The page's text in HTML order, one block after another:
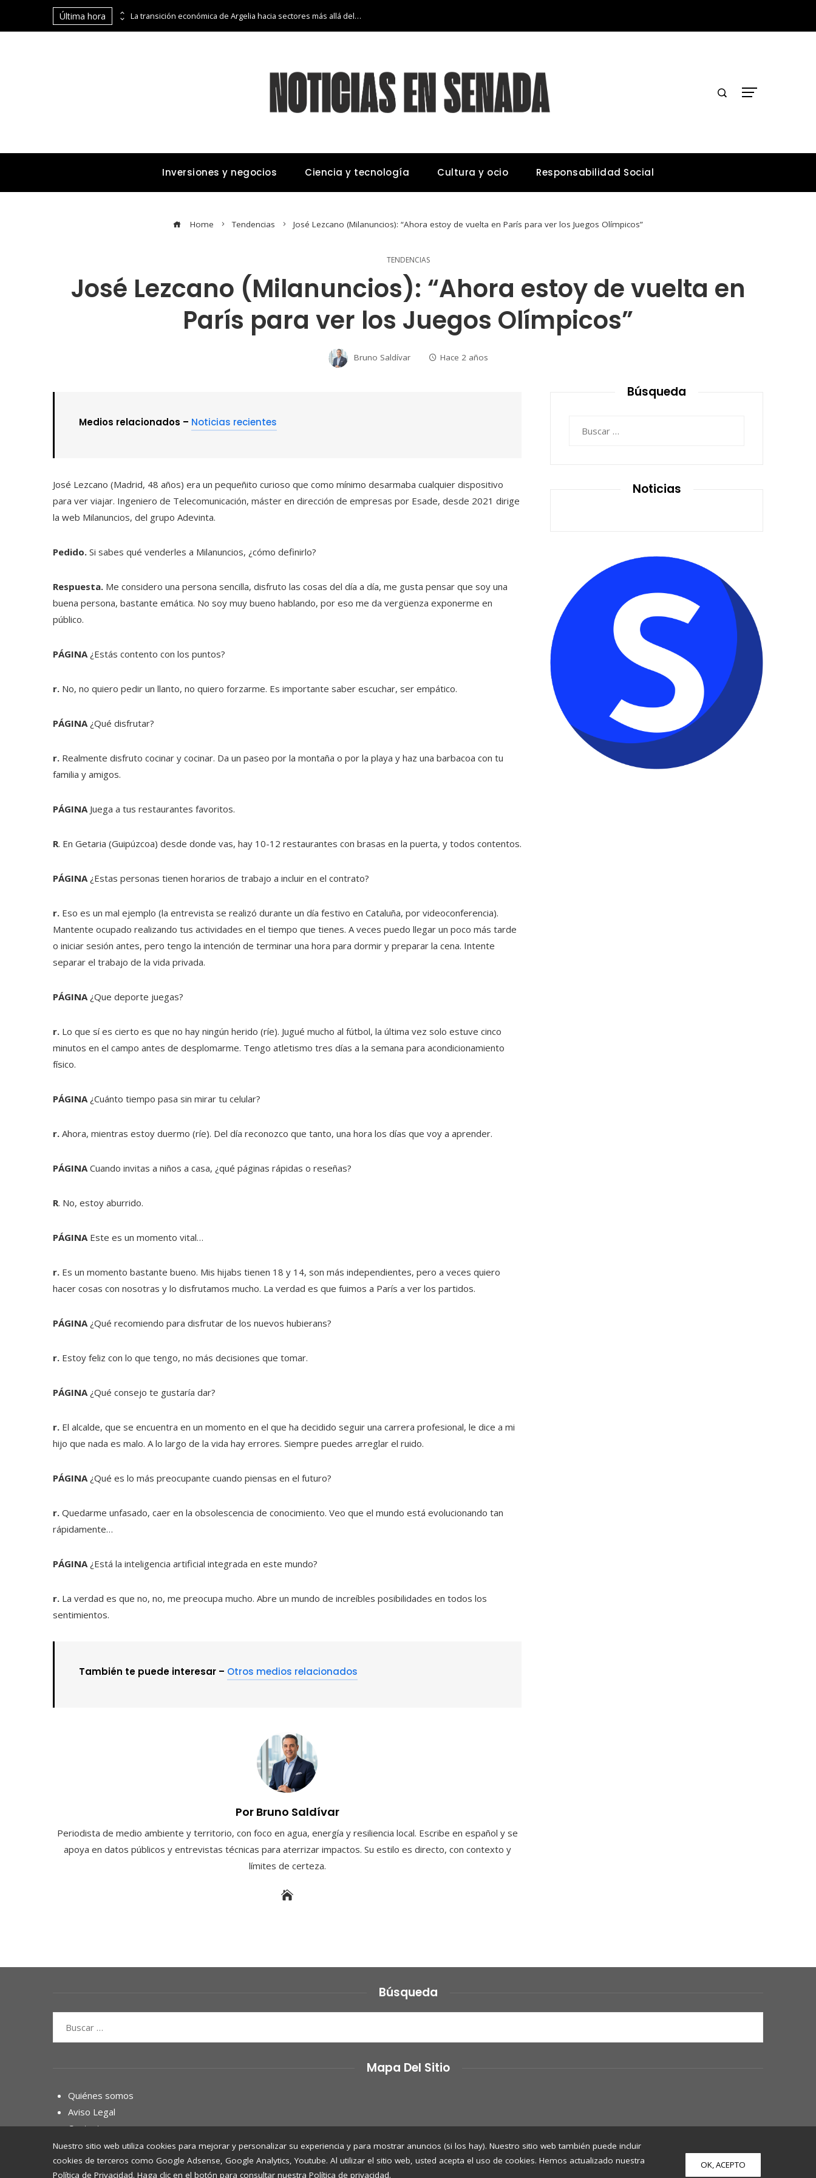
Nuestro sitio web utiliza cookies para mejorar y personalizar su experiencia y para mostrar anuncios (si los hay). Nuestro sitio web también puede incluir
cookies de terceros como Google Adsense, Google Analytics, Youtube. Al utilizar el sitio web, usted acepta el uso de cookies. Hemos actualizado nuestra
Política de Privacidad. Haga clic en el botón para consultar nuestra Política de privacidad.
OK, ACEPTO
Última hora Cómo los imperios dominaron el comercio marítimo y terrestre antes de la era industrial La transición económica de Argelia hacia sectores más allá del petróleo y gas
Inversiones y negocios Ciencia y tecnología Cultura y ocio Responsabilidad Social
Home Tendencias José Lezcano (Milanuncios): “Ahora estoy de vuelta en París para ver los Juegos Olímpicos”
TENDENCIAS
José Lezcano (Milanuncios): “Ahora estoy de vuelta en
París para ver los Juegos Olímpicos”
Bruno Saldívar Hace 2 años
Medios relacionados – Noticias recientes
José Lezcano (Madrid, 48 años) era un pequeñito curioso que como mínimo desarmaba cualquier dispositivo
para ver viajar. Ingeniero de Telecomunicación, máster en dirección de empresas por Esade, desde 2021 dirige
la web Milanuncios, del grupo Adevinta.
Pedido. Si sabes qué venderles a Milanuncios, ¿cómo definirlo?
Respuesta. Me considero una persona sencilla, disfruto las cosas del día a día, me gusta pensar que soy una
buena persona, bastante emática. No soy muy bueno hablando, por eso me da vergüenza exponerme en
público.
PÁGINA ¿Estás contento con los puntos?
r. No, no quiero pedir un llanto, no quiero forzarme. Es importante saber escuchar, ser empático.
PÁGINA ¿Qué disfrutar?
r. Realmente disfruto cocinar y cocinar. Da un paseo por la montaña o por la playa y haz una barbacoa con tu
familia y amigos.
PÁGINAJuega a tus restaurantes favoritos.
R. En Getaria (Guipúzcoa) desde donde vas, hay 10-12 restaurantes con brasas en la puerta, y todos contentos.
PÁGINA¿Estas personas tienen horarios de trabajo a incluir en el contrato?
r. Eso es un mal ejemplo (la entrevista se realizó durante un día festivo en Cataluña, por videoconferencia).
Mantente ocupado realizando tus actividades en el tiempo que tienes. A veces puedo llegar un poco más tarde
o iniciar sesión antes, pero tengo la intención de terminar una hora para dormir y preparar la cena. Intente
separar el trabajo de la vida privada.
PÁGINA ¿Que deporte juegas?
r. Lo que sí es cierto es que no hay ningún herido (ríe). Jugué mucho al fútbol, ​​la última vez solo estuve cinco
minutos en el campo antes de desplomarme. Tengo atletismo tres días a la semana para acondicionamiento
físico.
PÁGINA ¿Cuánto tiempo pasa sin mirar tu celular?
r. Ahora, mientras estoy duermo (ríe). Del día reconozco que tanto, una hora los días que voy a aprender.
PÁGINACuando invitas a niños a casa, ¿qué páginas rápidas o reseñas?
R. No, estoy aburrido.
PÁGINAEste es un momento vital…
r. Es un momento bastante bueno. Mis hijabs tienen 18 y 14, son más independientes, pero a veces quiero
hacer cosas con nosotras y lo disfrutamos mucho. La verdad es que fuimos a París a ver los partidos.
PÁGINA¿Qué recomiendo para disfrutar de los nuevos hubierans?
r. Estoy feliz con lo que tengo, no más decisiones que tomar.
PÁGINA ¿Qué consejo te gustaría dar?
r. El alcalde, que se encuentra en un momento en el que ha decidido seguir una carrera profesional, le dice a mi
hijo que nada es malo. A lo largo de la vida hay errores. Siempre puedes arreglar el ruido.
PÁGINA ¿Qué es lo más preocupante cuando piensas en el futuro?
r. Quedarme unfasado, caer en la obsolescencia de conocimiento. Veo que el mundo está evolucionando tan
rápidamente…
PÁGINA ¿Está la inteligencia artificial integrada en este mundo?
r. La verdad es que no, no, me preocupa mucho. Abre un mundo de increíbles posibilidades en todos los
sentimientos.
También te puede interesar – Otros medios relacionados
Por Bruno Saldívar
Periodista de medio ambiente y territorio, con foco en agua, energía y resiliencia local. Escribe en español y se
apoya en datos públicos y entrevistas técnicas para aterrizar impactos. Su estilo es directo, con contexto y
límites de certeza.
Búsqueda
Noticias
Búsqueda
Mapa Del Sitio
Quiénes somos
Aviso Legal
Contacto